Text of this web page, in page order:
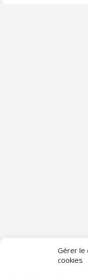
Gérer le
cookies